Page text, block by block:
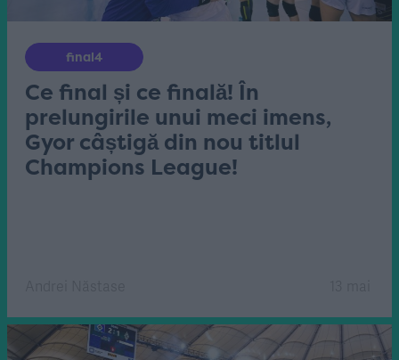
final4
Ce final și ce finală! În
prelungirile unui meci imens,
Gyor câștigă din nou titlul
Champions League!